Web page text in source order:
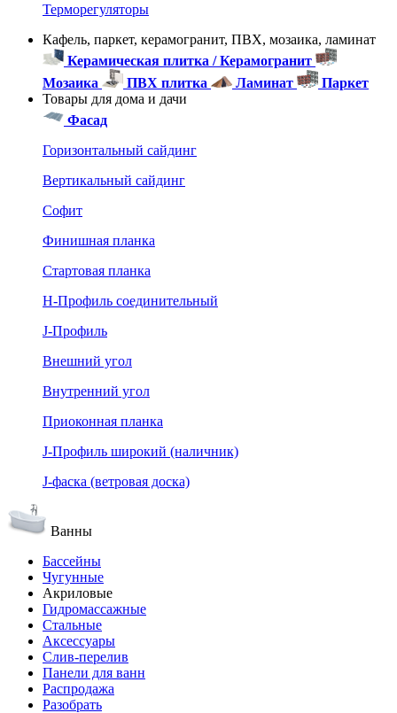
Терморегуляторы
Кафель, паркет, керамогранит, ПВХ, мозаика, ламинат
Керамическая плитка / Керамогранит
Мозаика
ПВХ плитка Ламинат
Паркет
Товары для дома и дачи
Фасад
Горизонтальный сайдинг
Вертикальный сайдинг
Софит
Финишная планка
Стартовая планка
Н-Профиль соединительный
J-Профиль
Внешний угол
Внутренний угол
Приоконная планка
J-Профиль широкий (наличник)
J-фаска (ветровая доска)
Ванны
Бассейны
Чугунные
Акриловые
Гидромассажные
Стальные
Аксессуары
Слив-перелив
Панели для ванн
Распродажа
Разобрать